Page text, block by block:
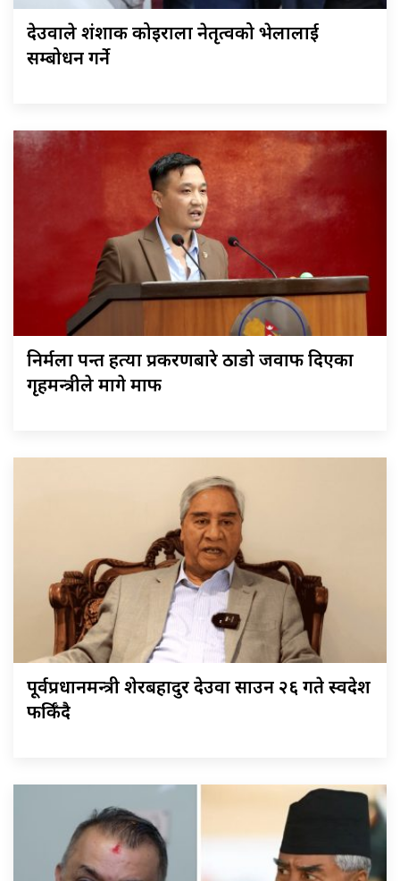
देउवाले शंशाक कोइराला नेतृत्वको भेलालाई
सम्बोधन गर्ने
निर्मला पन्त हत्या प्रकरणबारे ठाडो जवाफ दिएका
गृहमन्त्रीले मागे माफी
पूर्वप्रधानमन्त्री शेरबहादुर देउवा साउन २६ गते स्वदेश
फर्किँदै